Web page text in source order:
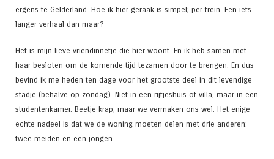
ergens te Gelderland. Hoe ik hier geraak is simpel; per trein. Een iets
langer verhaal dan maar?
Het is mijn lieve vriendinnetje die hier woont. En ik heb samen met
haar besloten om de komende tijd tezamen door te brengen. En dus
bevind ik me heden ten dage voor het grootste deel in dit levendige
stadje (behalve op zondag). Niet in een rijtjeshuis of villa, maar in een
studentenkamer. Beetje krap, maar we vermaken ons wel. Het enige
echte nadeel is dat we de woning moeten delen met drie anderen:
twee meiden en een jongen.